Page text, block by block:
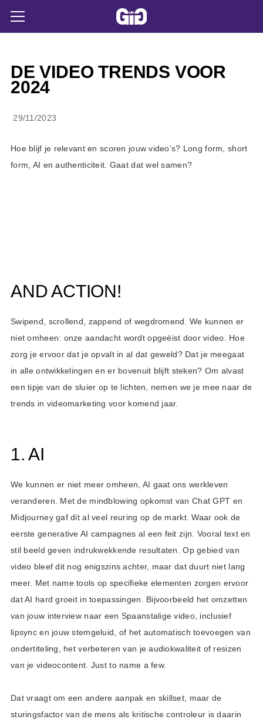
DE VIDEO TRENDS VOOR
2024
29/11/2023
Hoe blijf je relevant en scoren jouw video’s? Long form, short
form, AI en authenticiteit. Gaat dat wel samen?
AND ACTION!
Swipend, scrollend, zappend of wegdromend. We kunnen er
niet omheen: onze aandacht wordt opgeëist door video. Hoe
zorg je ervoor dat je opvalt in al dat geweld? Dat je meegaat
in alle ontwikkelingen en er bovenuit blijft steken? Om alvast
een tipje van de sluier op te lichten, nemen we je mee naar de
trends in videomarketing voor komend jaar.
1. AI
We kunnen er niet meer omheen, AI gaat ons werkleven
veranderen. Met de mindblowing opkomst van Chat GPT en
Midjourney gaf dit al veel reuring op de markt. Waar ook de
eerste generative AI campagnes al een feit zijn. Vooral text en
stil beeld geven indrukwekkende resultaten. Op gebied van
video bleef dit nog enigszins achter, maar dat duurt niet lang
meer. Met name tools op specifieke elementen zorgen ervoor
dat AI hard groeit in toepassingen. Bijvoorbeeld het omzetten
van jouw interview naar een Spaanstalige video, inclusief
lipsync en jouw stemgeluid, of het automatisch toevoegen van
ondertiteling, het verbeteren van je audiokwaliteit of resizen
van je videocontent. Just to name a few.
Dat vraagt om een andere aanpak en skillset, maar de
sturingsfactor van de mens als kritische controleur is daarin